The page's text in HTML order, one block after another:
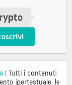
: Tutti i contenuti
ipertestuale, le